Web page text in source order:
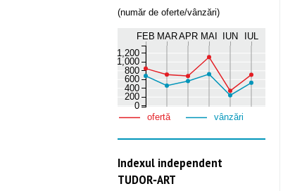
(număr de oferte/vânzări)
FEB MARAPR MAI IUN IUL
0
200
400
600
800
1,000
1,200
ofertă vânzări
Indexul independent
TUDOR‑ART